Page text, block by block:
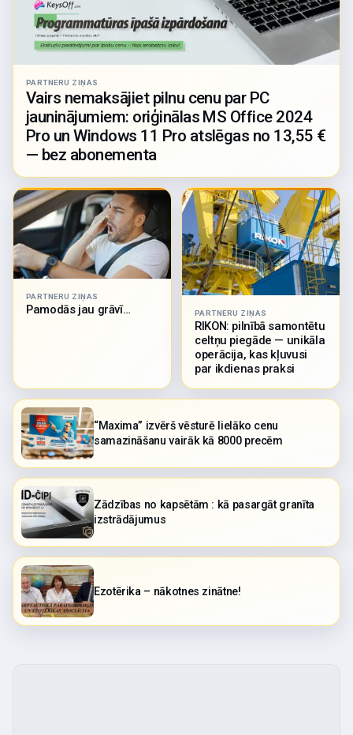
PARTNERU ZIŅAS
Vairs nemaksājiet pilnu cenu par PC
jauninājumiem: oriģinālas MS Office 2024
Pro un Windows 11 Pro atslēgas no 13,55 €
— bez abonementa
PARTNERU ZIŅAS
Pamodās jau grāvī… PARTNERU ZIŅAS
RIKON: pilnībā samontētu
celtņu piegāde — unikāla
operācija, kas kļuvusi
par ikdienas praksi
“Maxima” izvērš vēsturē lielāko cenu
samazināšanu vairāk kā 8000 precēm
Zādzības no kapsētām : kā pasargāt granīta
izstrādājumus
Ezotērika – nākotnes zinātne!